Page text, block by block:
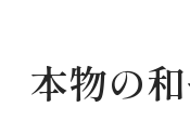
本物の